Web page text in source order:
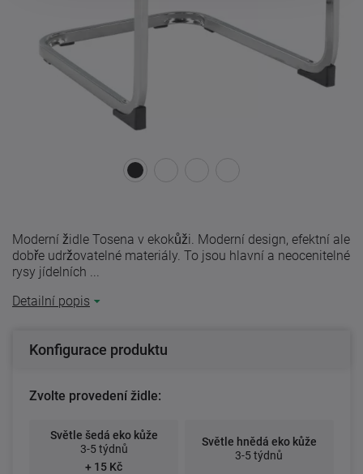
Moderní židle Tosena v ekokůži. Moderní design, efektní ale
dobře udržovatelné materiály. To jsou hlavní a neocenitelné
rysy jídelních ...
Detailní popis
Konfigurace produktu
Zvolte provedení židle:
Světle šedá eko kůže
3-5 týdnů
+ 15 Kč
Světle hnědá eko kůže
3-5 týdnů